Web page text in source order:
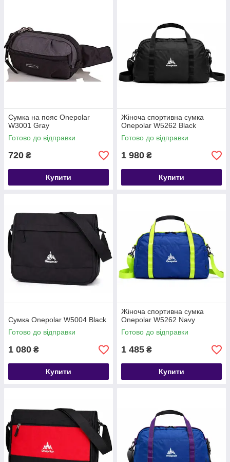
Сумка на пояс Onepolar
W3001 Gray
Готово до відправки
720 ₴
Купити
Жіноча спортивна сумка
Onepolar W5262 Black
Готово до відправки
1 980 ₴
Купити
Сумка Onepolar W5004 Black
Готово до відправки
1 080 ₴
Купити
Жіноча спортивна сумка
Onepolar W5262 Navy
Готово до відправки
1 485 ₴
Купити